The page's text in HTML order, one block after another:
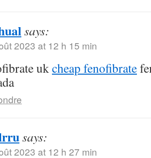
says:
2023 at 12 h 15 min
ukcheap fenofibrate
says:
2023 at 12 h 27 min